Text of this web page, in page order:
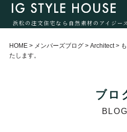
浜松の注文住宅なら自然素材のアイジー
HOME > メンバーズブログ > Architect >
たします。
ブロ
BLOG